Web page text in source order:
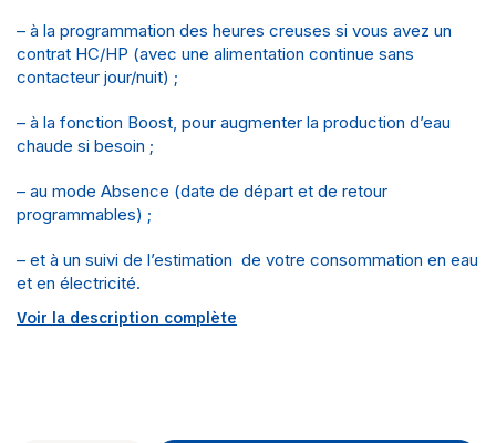
– à la programmation des heures creuses si vous avez un
contrat HC/HP (avec une alimentation continue sans
contacteur jour/nuit) ;
– à la fonction Boost, pour augmenter la production d’eau
chaude si besoin ;
– au mode Absence (date de départ et de retour
programmables) ;
– et à un suivi de l’estimation de votre consommation en eau
et en électricité.
Voir la description complète